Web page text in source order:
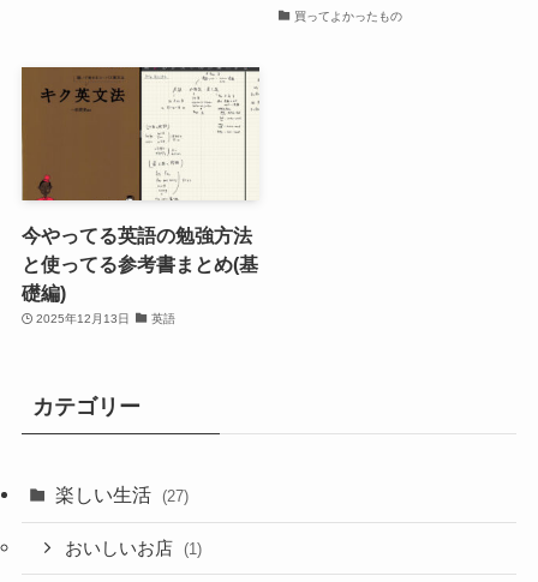
買ってよかったもの
今やってる英語の勉強方法
と使ってる参考書まとめ(基
礎編)
2025年12月13日 英語
カテゴリー
楽しい生活 (27)
おいしいお店 (1)